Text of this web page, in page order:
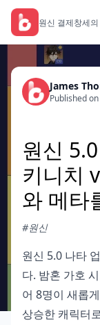
원신 결제창세
James
Published
원신
키니치
와 메타
#원신
원신 5.0 나타
다. 밤혼 가호
어 8명이 새롭
상승한 캐릭터